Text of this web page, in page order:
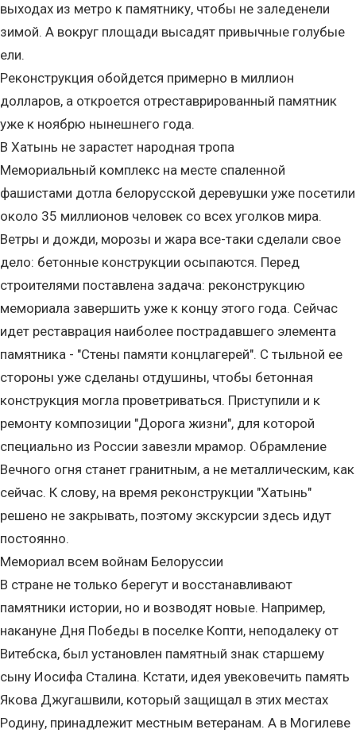
выходах из метро к памятнику, чтобы не заледенели
зимой. А вокруг площади высадят привычные голубые
ели.
Реконструкция обойдется примерно в миллион
долларов, а откроется отреставрированный памятник
уже к ноябрю нынешнего года.
В Хатынь не зарастет народная тропа
Мемориальный комплекс на месте спаленной
фашистами дотла белорусской деревушки уже посетили
около 35 миллионов человек со всех уголков мира.
Ветры и дожди, морозы и жара все-таки сделали свое
дело: бетонные конструкции осыпаются. Перед
строителями поставлена задача: реконструкцию
мемориала завершить уже к концу этого года. Сейчас
идет реставрация наиболее пострадавшего элемента
памятника - "Стены памяти концлагерей". С тыльной ее
стороны уже сделаны отдушины, чтобы бетонная
конструкция могла проветриваться. Приступили и к
ремонту композиции "Дорога жизни", для которой
специально из России завезли мрамор. Обрамление
Вечного огня станет гранитным, а не металлическим, как
сейчас. К слову, на время реконструкции "Хатынь"
решено не закрывать, поэтому экскурсии здесь идут
постоянно.
Мемориал всем войнам Белоруссии
В стране не только берегут и восстанавливают
памятники истории, но и возводят новые. Например,
накануне Дня Победы в поселке Копти, неподалеку от
Витебска, был установлен памятный знак старшему
сыну Иосифа Сталина. Кстати, идея увековечить память
Якова Джугашвили, который защищал в этих местах
Родину, принадлежит местным ветеранам. А в Могилеве